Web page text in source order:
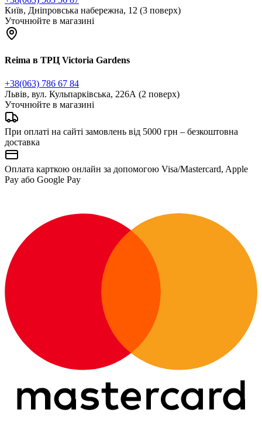
Київ, Дніпровська набережна, 12 (3 поверх)
Уточнюйте в магазині
Reima в ТРЦ Victoria Gardens
+38(063) 786 67 84
Львів, вул. Кульпарківська, 226А (2 поверх)
Уточнюйте в магазині
При оплаті на сайті замовлень від 5000 грн – безкоштовна
доставка
Оплата карткою онлайн за допомогою Visa/Mastercard, Apple
Pay або Google Pay